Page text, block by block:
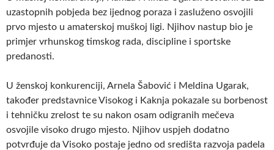
uzastopnih pobjeda bez ijednog poraza i zasluženo osvojili
prvo mjesto u amaterskoj muškoj ligi. Njihov nastup bio je
primjer vrhunskog timskog rada, discipline i sportske
predanosti.
U ženskoj konkurenciji, Arnela Šabović i Meldina Ugarak,
također predstavnice Visokog i Kaknja pokazale su borbenost
i tehničku zrelost te su nakon osam odigranih mečeva
osvojile visoko drugo mjesto. Njihov uspjeh dodatno
potvrđuje da Visoko postaje jedno od središta razvoja padela